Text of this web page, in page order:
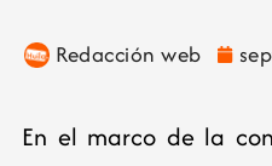
Redacción web
En el marco de la